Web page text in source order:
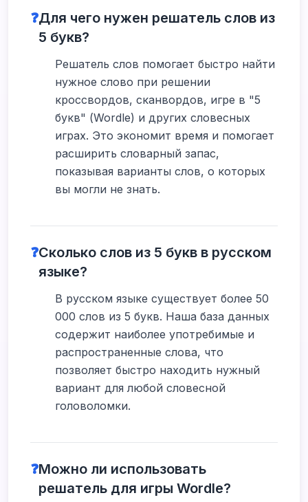
❓Для чего нужен решатель слов из
5 букв?
Решатель слов помогает быстро найти
нужное слово при решении
кроссвордов, сканвордов, игре в "5
букв" (Wordle) и других словесных
играх. Это экономит время и помогает
расширить словарный запас,
показывая варианты слов, о которых
вы могли не знать.
❓Сколько слов из 5 букв в русском
языке?
В русском языке существует более 50
000 слов из 5 букв. Наша база данных
содержит наиболее употребимые и
распространенные слова, что
позволяет быстро находить нужный
вариант для любой словесной
головоломки.
❓Можно ли использовать
решатель для игры Wordle?